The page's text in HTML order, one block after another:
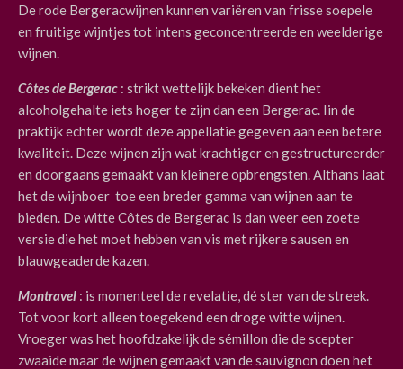
De rode Bergeracwijnen kunnen variëren van frisse soepele
en fruitige wijntjes tot intens geconcentreerde en weelderige
wijnen.
Côtes de Bergerac : strikt wettelijk bekeken dient het
alcoholgehalte iets hoger te zijn dan een Bergerac. Iin de
praktijk echter wordt deze appellatie gegeven aan een betere
kwaliteit. Deze wijnen zijn wat krachtiger en gestructureerder
en doorgaans gemaakt van kleinere opbrengsten. Althans laat
het de wijnboer toe een breder gamma van wijnen aan te
bieden. De witte Côtes de Bergerac is dan weer een zoete
versie die het moet hebben van vis met rijkere sausen en
blauwgeaderde kazen.
Montravel : is momenteel de revelatie, dé ster van de streek.
Tot voor kort alleen toegekend een droge witte wijnen.
Vroeger was het hoofdzakelijk de sémillon die de scepter
zwaaide maar de wijnen gemaakt van de sauvignon doen het